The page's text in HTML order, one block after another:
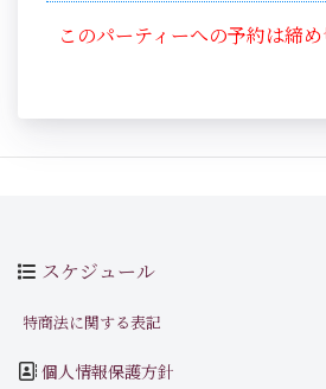
このパーティーへの予約は締め
スケジュール
特商法に関する表記
個人情報保護方針